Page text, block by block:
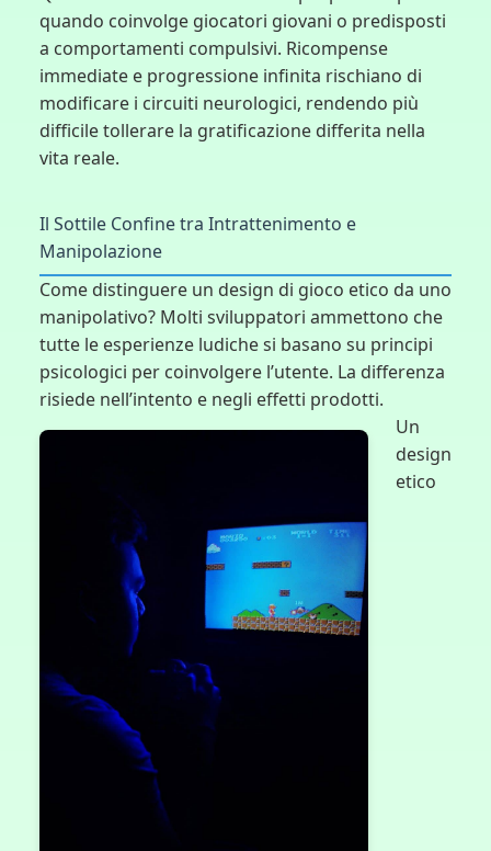
quando coinvolge giocatori giovani o predisposti
a comportamenti compulsivi. Ricompense
immediate e progressione infinita rischiano di
modificare i circuiti neurologici, rendendo più
difficile tollerare la gratificazione differita nella
vita reale.
Il Sottile Confine tra Intrattenimento e
Manipolazione
Come distinguere un design di gioco etico da uno
manipolativo? Molti sviluppatori ammettono che
tutte le esperienze ludiche si basano su principi
psicologici per coinvolgere l’utente. La differenza
risiede nell’intento e negli effetti prodotti.
Un
design
etico